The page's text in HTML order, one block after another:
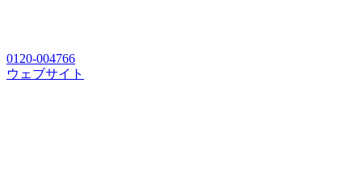
0120-004766
ウェブサイト